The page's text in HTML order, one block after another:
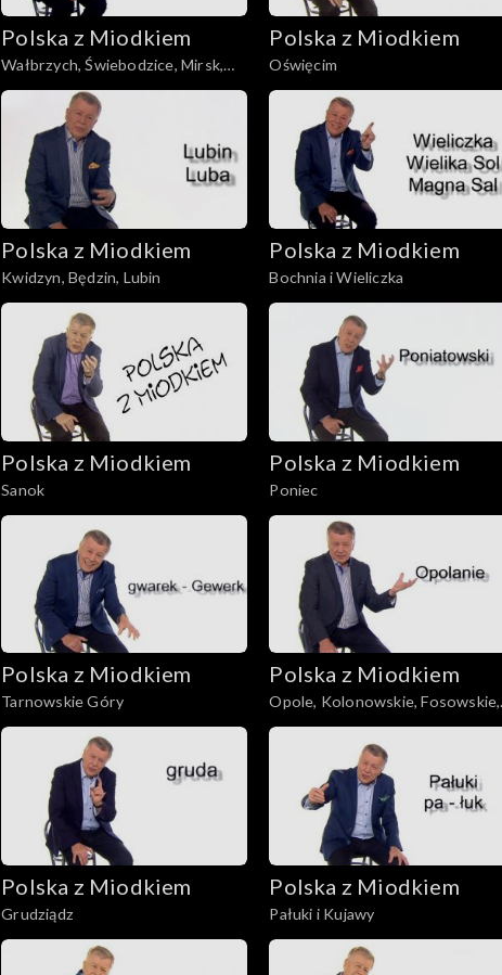
Polska z Miodkiem
Wałbrzych, Świebodzice, Mirsk,
Złotoryja
Polska z Miodkiem
Oświęcim
Polska z Miodkiem
Kwidzyn, Będzin, Lubin
Polska z Miodkiem
Bochnia i Wieliczka
Polska z Miodkiem
Sanok
Polska z Miodkiem
Poniec
Polska z Miodkiem
Tarnowskie Góry
Polska z Miodkiem
Opole, Kolonowskie, Fosowskie,
Zawadzkie
Polska z Miodkiem
Grudziądz
Polska z Miodkiem
Pałuki i Kujawy